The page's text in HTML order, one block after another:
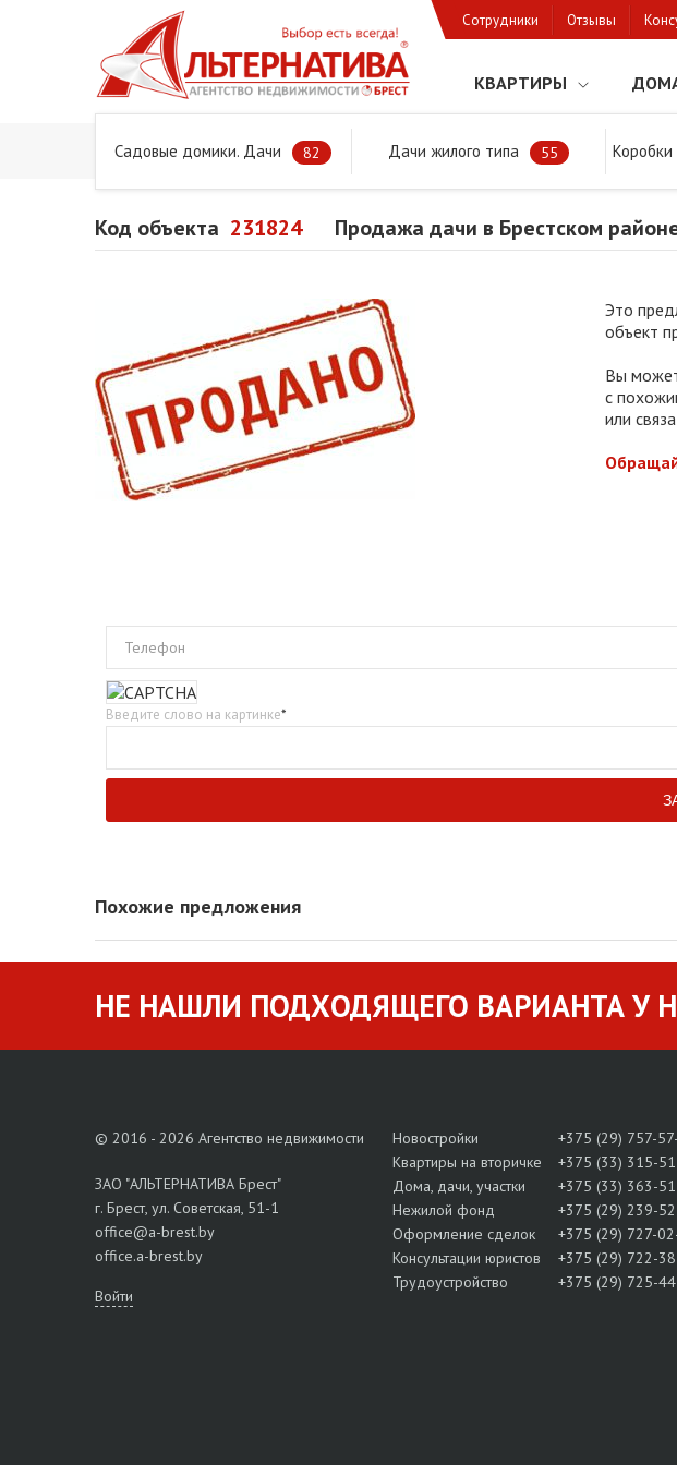
Сотрудники Отзывы
КВАРТИРЫ
Садовые домики. Дачи 82 Дачи жилого типа 55
Главная Предложения Дачи, садовые домики и участки Продажа дачи в
Код объекта 231824 Продажа дачи в Брестском
Это
объект
Вы
с
или
Телефон
Введите слово на картинке*
Похожие предложения
НЕ НАШЛИ ПОДХОДЯЩЕГО ВАРИАНТА У
© 2016 - 2026 Агентство недвижимости
ЗАО "АЛЬТЕРНАТИВА Брест"
г. Брест, ул. Советская, 51-1
office@a-brest.by
office.a-brest.by
Войти
Новостройки
+375 (29) 757-
Квартиры на вторичке
+375 (33) 315-
Дома, дачи, участки
+375 (33) 363-
Нежилой фонд
+375 (29) 239-
Оформление сделок
+375 (29) 727-
Консультации юристов
+375 (29) 722-
Трудоустройство
+375 (29) 725-